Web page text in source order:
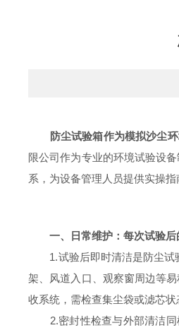
防尘试验箱作为模拟沙尘
限公司作为专业的环境试验设
系，为设备管理人员提供实操指
一、日常维护：每次试验
1.试验后即时清洁是防尘试验
架、风道入口、观察窗周边等
收系统，需检查集尘袋或滤芯
2.密封性检查与外部清洁同